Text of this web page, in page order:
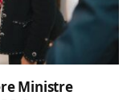
Ministre